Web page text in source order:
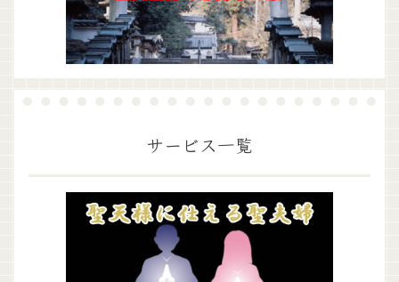
サービス一覧